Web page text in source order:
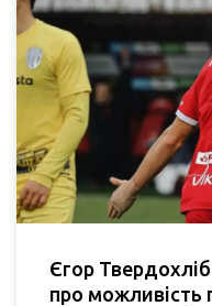
Єгор
про можливість